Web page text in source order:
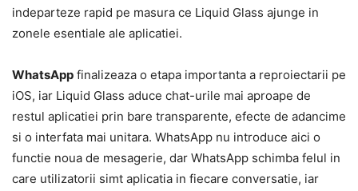
indeparteze rapid pe masura ce Liquid Glass ajunge in
zonele esentiale ale aplicatiei.
WhatsApp finalizeaza o etapa importanta a reproiectarii pe
iOS, iar Liquid Glass aduce chat-urile mai aproape de
restul aplicatiei prin bare transparente, efecte de adancime
si o interfata mai unitara. WhatsApp nu introduce aici o
functie noua de mesagerie, dar WhatsApp schimba felul in
care utilizatorii simt aplicatia in fiecare conversatie, iar